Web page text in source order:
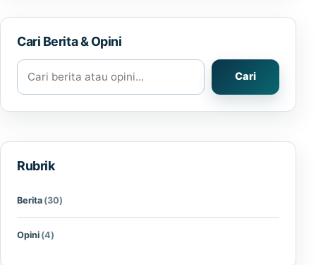
Cari Berita & Opini
Cari berita atau opini
Cari
Rubrik
Berita (30)
Opini (4)